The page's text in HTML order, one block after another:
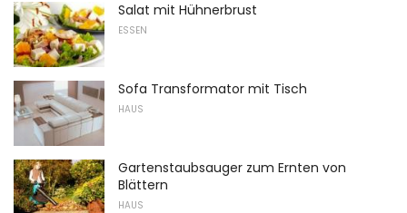
Salat mit Hühnerbrust
ESSEN
Sofa Transformator mit Tisch
HAUS
Gartenstaubsauger zum Ernten von
Blättern
HAUS